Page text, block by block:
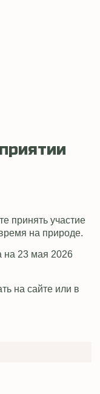
принять участие
на природе.
на 23 мая 2026
на сайте или в